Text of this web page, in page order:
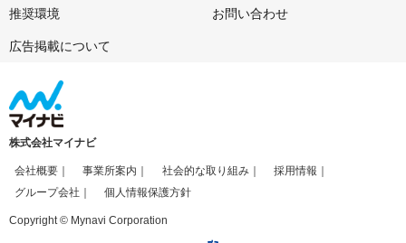
推奨環境 お問い合わせ
広告掲載について
株式会社マイナビ
会社概要 事業所案内 社会的な取り組み
採用情報
グループ会社
個人情報保護方針
Copyright © Mynavi Corporation